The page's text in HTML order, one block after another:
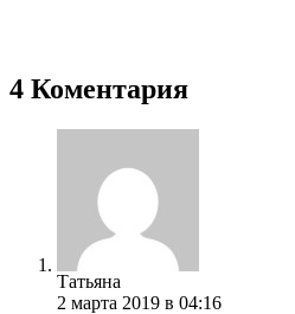
4 Коментария
Татьяна
2 марта 2019 в 04:16